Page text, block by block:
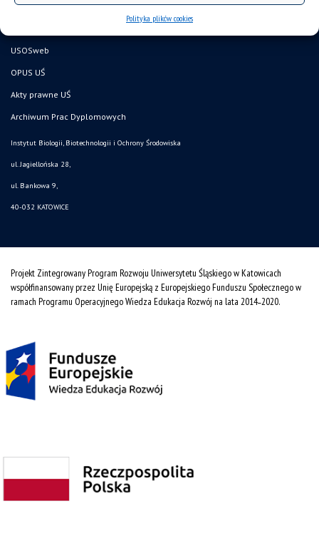
Polityka plików cookies
Kandydat
USOSweb
OPUS UŚ
Akty prawne UŚ
Archiwum Prac Dyplomowych
Instytut Biologii, Biotechnologii i Ochrony Środowiska
ul. Jagiellońska 28,
ul. Bankowa 9,
40-032 KATOWICE
Projekt Zintegrowany Program Rozwoju Uniwersytetu Śląskiego w Katowicach
współfinansowany przez Unię Europejską z Europejskiego Funduszu Społecznego w
ramach Programu Operacyjnego Wiedza Edukacja Rozwój na lata 2014˗2020.